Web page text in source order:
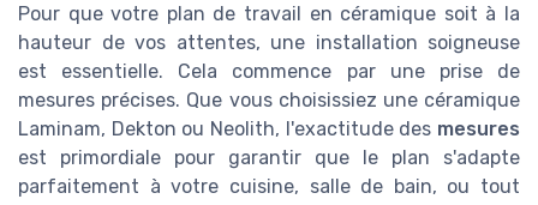
Pour que votre plan de travail en céramique soit à la
hauteur de vos attentes, une installation soigneuse
est essentielle. Cela commence par une prise de
mesures précises. Que vous choisissiez une céramique
Laminam, Dekton ou Neolith, l'exactitude des mesures
est primordiale pour garantir que le plan s'adapte
parfaitement à votre cuisine, salle de bain, ou tout